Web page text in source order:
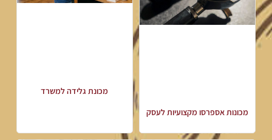
מכונות אספרסו מקצועיות לעסק
מכונת גלידה למשרד